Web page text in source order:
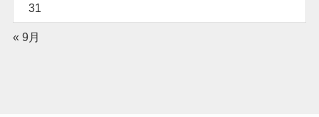
31
« 9月